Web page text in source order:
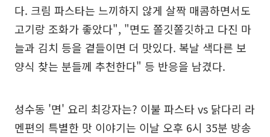
다. 크림 파스타는 느끼하지 않게 살짝 매콤하면서도
고기랑 조화가 좋았다", "면도 쫄깃쫄깃하고 다진 마
늘과 김치 등을 곁들이면 더 맛있다. 복날 색다른 보
양식 찾는 분들께 추천한다" 등 반응을 남겼다.
성수동 '면' 요리 최강자는? 이불 파스타 vs 닭다리 라
멘편의 특별한 맛 이야기는 이날 오후 6시 35분 방송